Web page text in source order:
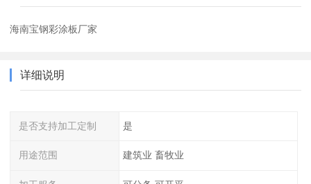
海南宝钢彩涂板厂家
详细说明
是否支持加工定制 是
用途范围 建筑业 畜牧业